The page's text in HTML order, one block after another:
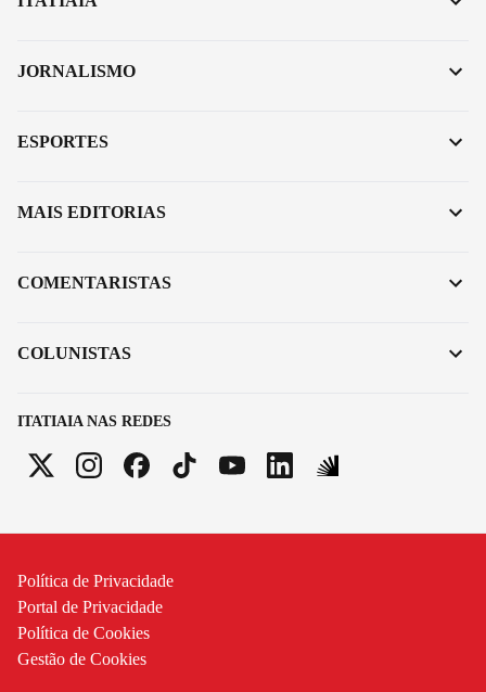
ITATIAIA NAS REDES
JORNALISMO
ESPORTES
MAIS EDITORIAS
COMENTARISTAS
COLUNISTAS
Política de Privacidade
Portal de Privacidade
Política de Cookies
Gestão de Cookies